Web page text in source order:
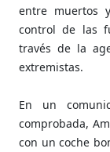
entre muertos
control de las
través de la
extremistas.
En un
comprobada,
con un coche